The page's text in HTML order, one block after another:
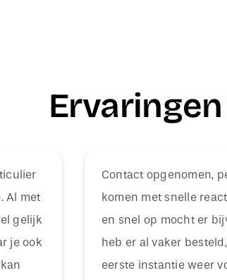
Al met
gelijk
je ook
Contact opgenomen,
komen met snelle
en snel op mocht er
heb er al vaker
eerste instantie weer